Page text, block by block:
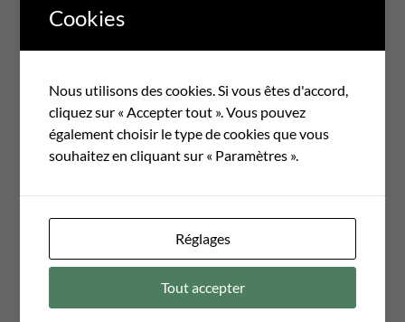
juin 2023
mai 2023
avril 2023
mars 2023
février 2023
décembre 2022
novembre 2022
Cookies
Nous utilisons des cookies. Si vous êtes d'accord,
cliquez sur « Accepter tout ». Vous pouvez
également choisir le type de cookies que vous
souhaitez en cliquant sur « Paramètres ».
Réglages
Tout accepter